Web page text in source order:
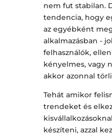
nem fut stabilan.
tendencia, hogy
az egyébként
alkalmazásban -
felhasználók,
kényelmes, vagy
akkor azonnal
Tehát amikor
trendeket és
készíteni, azzal